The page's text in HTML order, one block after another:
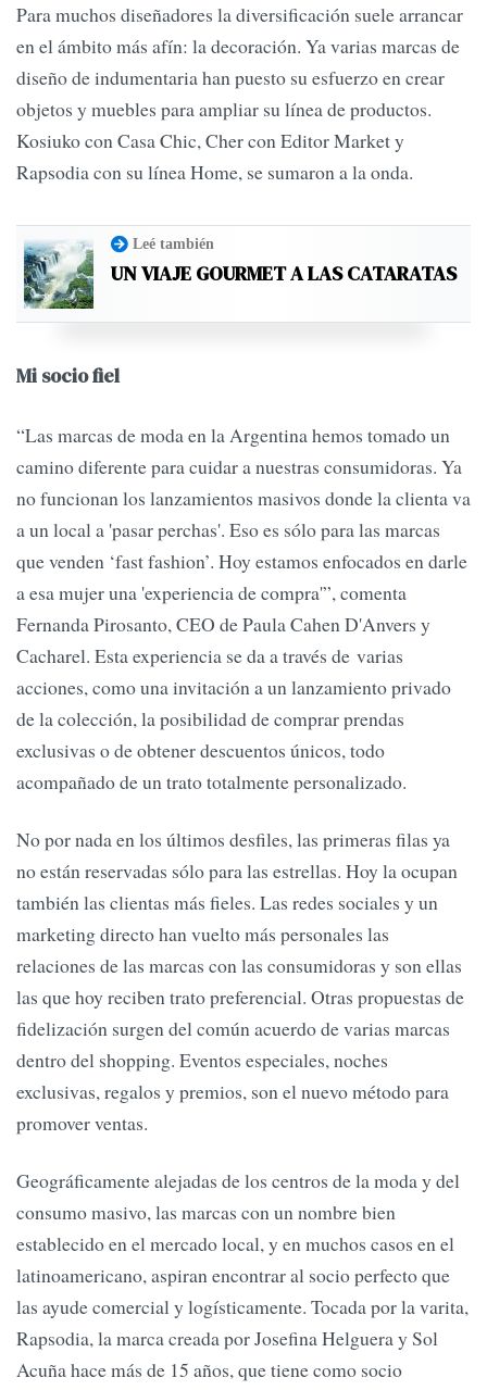
Para muchos diseñadores la diversificación suele arrancar
en el ámbito más afín: la decoración. Ya varias marcas de
diseño de indumentaria han puesto su esfuerzo en crear
objetos y muebles para ampliar su línea de productos.
Kosiuko con Casa Chic, Cher con Editor Market y
Rapsodia con su línea Home, se sumaron a la onda.
Leé también
UN VIAJE GOURMET A LAS CATARATAS
Mi socio fiel
“Las marcas de moda en la Argentina hemos tomado un
camino diferente para cuidar a nuestras consumidoras. Ya
no funcionan los lanzamientos masivos donde la clienta va
a un local a 'pasar perchas'. Eso es sólo para las marcas
que venden ‘fast fashion’. Hoy estamos enfocados en darle
a esa mujer una 'experiencia de compra'”, comenta
Fernanda Pirosanto, CEO de Paula Cahen D'Anvers y
Cacharel. Esta experiencia se da a través de varias
acciones, como una invitación a un lanzamiento privado
de la colección, la posibilidad de comprar prendas
exclusivas o de obtener descuentos únicos, todo
acompañado de un trato totalmente personalizado.
No por nada en los últimos desfiles, las primeras filas ya
no están reservadas sólo para las estrellas. Hoy la ocupan
también las clientas más fieles. Las redes sociales y un
marketing directo han vuelto más personales las
relaciones de las marcas con las consumidoras y son ellas
las que hoy reciben trato preferencial. Otras propuestas de
fidelización surgen del común acuerdo de varias marcas
dentro del shopping. Eventos especiales, noches
exclusivas, regalos y premios, son el nuevo método para
promover ventas.
Geográficamente alejadas de los centros de la moda y del
consumo masivo, las marcas con un nombre bien
establecido en el mercado local, y en muchos casos en el
latinoamericano, aspiran encontrar al socio perfecto que
las ayude comercial y logísticamente. Tocada por la varita,
Rapsodia, la marca creada por Josefina Helguera y Sol
Acuña hace más de 15 años, que tiene como socio